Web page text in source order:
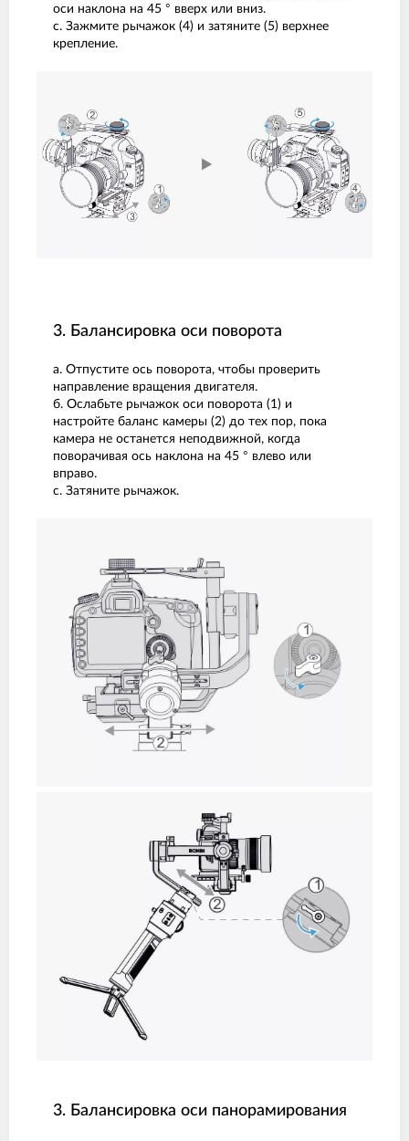
оси наклона на 45 ° вверх или вниз.
с. Зажмите рычажок (4) и затяните (5) верхнее
крепление.
3. Балансировка оси поворота
а. Отпустите ось поворота, чтобы проверить
направление вращения двигателя.
б. Ослабьте рычажок оси поворота (1) и
настройте баланс камеры (2) до тех пор, пока
камера не останется неподвижной, когда
поворачивая ось наклона на 45 ° влево или
вправо.
с. Затяните рычажок.
3. Балансировка оси панорамирования